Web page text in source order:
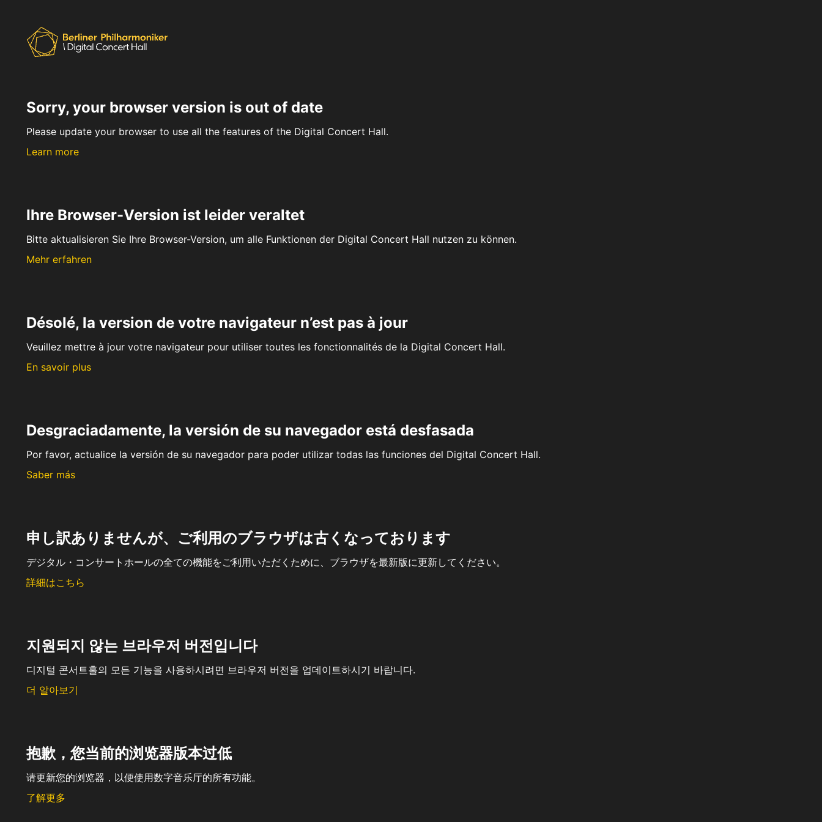
Sorry, your browser version is out of date
Please update your browser to use all the features of the Digital Concert Hall.
Learn more
Ihre Browser-Version ist leider veraltet
Bitte aktualisieren Sie Ihre Browser-Version, um alle Funktionen der Digital Concert Hall nutzen zu können.
Mehr erfahren
Désolé, la version de votre navigateur n’est pas à jour
Veuillez mettre à jour votre navigateur pour utiliser toutes les fonctionnalités de la Digital Concert Hall.
En savoir plus
Desgraciadamente, la versión de su navegador está desfasada
Por favor, actualice la versión de su navegador para poder utilizar todas las funciones del Digital Concert Hall.
Saber más
申し訳ありませんが、ご利用のブラウザは古くなっております
デジタル・コンサートホールの全ての機能をご利用いただくために、ブラウザを最新版に更新してください。
詳細はこちら
지원되지 않는 브라우저 버전입니다
디지털 콘서트홀의 모든 기능을 사용하시려면 브라우저 버전을 업데이트하시기 바랍니다.
더 알아보기
抱歉，您当前的浏览器版本过低
请更新您的浏览器，以便使用数字音乐厅的所有功能。
了解更多